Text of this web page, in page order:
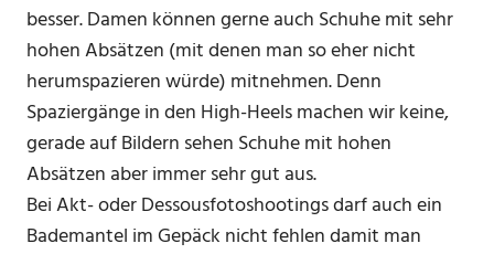
besser. Damen können gerne auch Schuhe mit sehr
hohen Absätzen (mit denen man so eher nicht
herumspazieren würde) mitnehmen. Denn
Spaziergänge in den High-Heels machen wir keine,
gerade auf Bildern sehen Schuhe mit hohen
Absätzen aber immer sehr gut aus.
Bei Akt- oder Dessousfotoshootings darf auch ein
Bademantel im Gepäck nicht fehlen damit man